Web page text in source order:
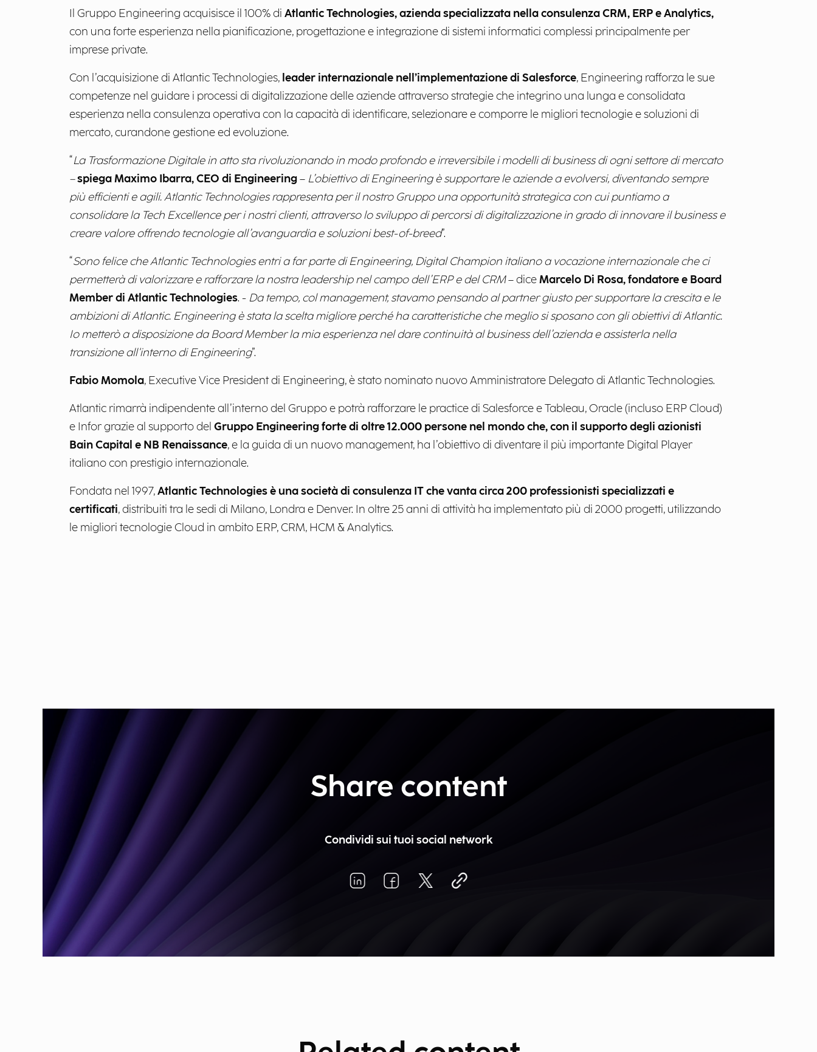
Il Gruppo Engineering acquisisce il 100% di Atlantic Technologies, azienda specializzata nella consulenza CRM, ERP e Analytics,
con una forte esperienza nella pianificazione, progettazione e integrazione di sistemi informatici complessi principalmente per
imprese private.
Con l’acquisizione di Atlantic Technologies, leader internazionale nell’implementazione di Salesforce, Engineering rafforza le sue
competenze nel guidare i processi di digitalizzazione delle aziende attraverso strategie che integrino una lunga e consolidata
esperienza nella consulenza operativa con la capacità di identificare, selezionare e comporre le migliori tecnologie e soluzioni di
mercato, curandone gestione ed evoluzione.
“La Trasformazione Digitale in atto sta rivoluzionando in modo profondo e irreversibile i modelli di business di ogni settore di mercato
–spiega Maximo Ibarra, CEO di Engineering– L’obiettivo di Engineering è supportare le aziende a evolversi, diventando sempre
più efficienti e agili. Atlantic Technologies rappresenta per il nostro Gruppo una opportunità strategica con cui puntiamo a
consolidare la Tech Excellence per i nostri clienti, attraverso lo sviluppo di percorsi di digitalizzazione in grado di innovare il business e
creare valore offrendo tecnologie all’avanguardia e soluzioni best-of-breed”.
“Sono felice che Atlantic Technologies entri a far parte di Engineering, Digital Champion italiano a vocazione internazionale che ci
permetterà di valorizzare e rafforzare la nostra leadership nel campo dell’ERP e del CRM– diceMarcelo Di Rosa, fondatore e Board
Member di Atlantic Technologies. - Da tempo, col management, stavamo pensando al partner giusto per supportare la crescita e le
ambizioni di Atlantic. Engineering è stata la scelta migliore perché ha caratteristiche che meglio si sposano con gli obiettivi di Atlantic.
Io metterò a disposizione da Board Member la mia esperienza nel dare continuità al business dell’azienda e assisterla nella
transizione all'interno di Engineering”.
Fabio Momola, Executive Vice President di Engineering, è stato nominato nuovo Amministratore Delegato di Atlantic Technologies.
Atlantic rimarrà indipendente all’interno del Gruppo e potrà rafforzare le practice di Salesforce e Tableau, Oracle (incluso ERP Cloud)
e Infor grazie al supporto del Gruppo Engineering forte di oltre 12.000 persone nel mondo che, con il supporto degli azionisti
Bain Capital e NB Renaissance, e la guida di un nuovo management, ha l’obiettivo di diventare il più importante Digital Player
italiano con prestigio internazionale.
Fondata nel 1997,Atlantic Technologies è una società di consulenza IT che vanta circa 200 professionisti specializzati e
certificati, distribuiti tra le sedi di Milano, Londra e Denver. In oltre 25 anni di attività ha implementato più di 2000 progetti, utilizzando
le migliori tecnologie Cloud in ambito ERP, CRM, HCM & Analytics.
Share content
Condividi sui tuoi social network